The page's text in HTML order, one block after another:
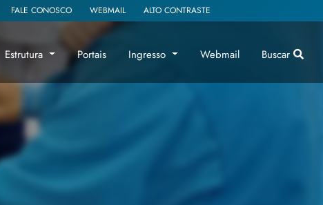
Estrutura Portais Ingresso Webmail Buscar
FALE CONOSCO WEBMAIL ALTO CONTRASTE